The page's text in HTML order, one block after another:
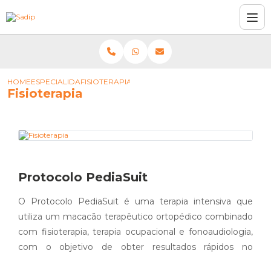
HOMEESPECIALIDADESFISIOTERAPIA
Fisioterapia
Protocolo PediaSuit
O Protocolo PediaSuit é uma terapia intensiva que
utiliza um macacão terapêutico ortopédico combinado
com fisioterapia, terapia ocupacional e fonoaudiologia,
com o objetivo de obter resultados rápidos no